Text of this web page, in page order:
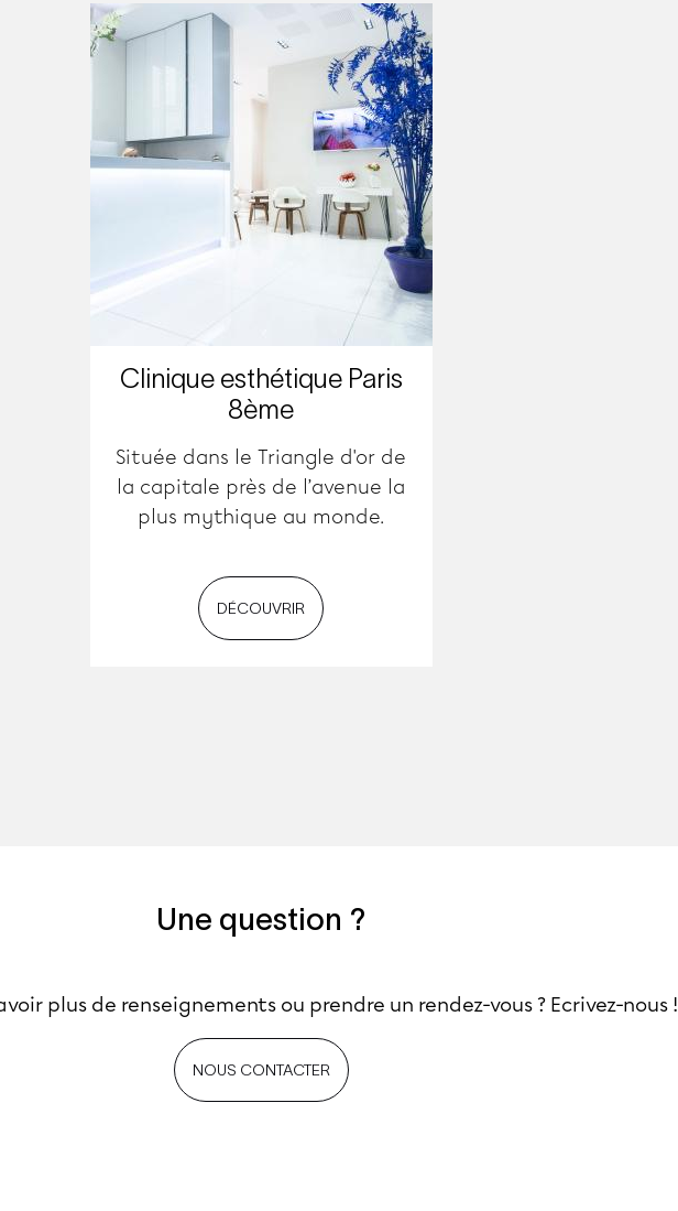
Clinique esthétique Paris
8ème
Située dans le Triangle d'or de
la capitale près de l’avenue la
plus mythique au monde.
DÉCOUVRIR
Une question ?
plus de renseignements ou prendre un rendez-vous ? Ecrivez-nous !
NOUS CONTACTER